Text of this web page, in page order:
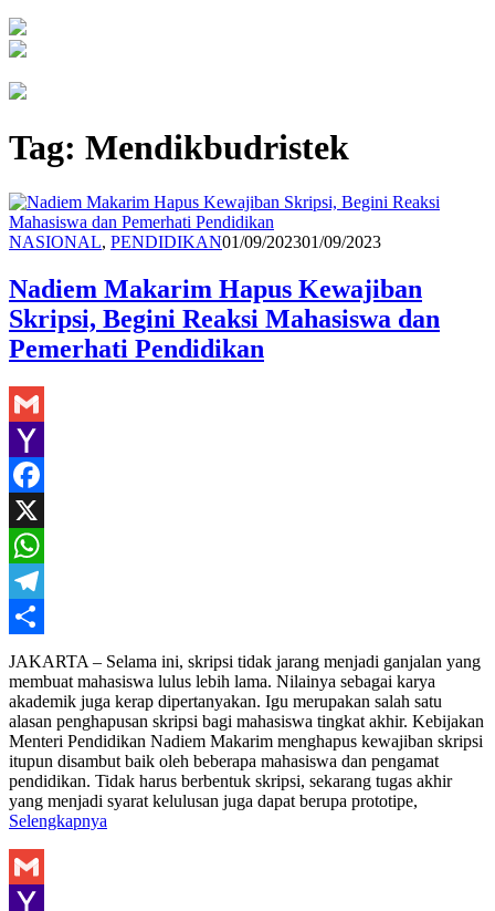
Tag: Mendikbudristek
NASIONAL, PENDIDIKANRedaksi
01/09/202301/09/2023
Nadiem Makarim Hapus Kewajiban
Skripsi, Begini Reaksi Mahasiswa dan
Pemerhati Pendidikan
Gmail
Yahoo
Mail
Facebook
X
WhatsApp
Telegram
Share
JAKARTA – Selama ini, skripsi tidak jarang menjadi ganjalan yang
membuat mahasiswa lulus lebih lama. Nilainya sebagai karya
akademik juga kerap dipertanyakan. Igu merupakan salah satu
alasan penghapusan skripsi bagi mahasiswa tingkat akhir. Kebijakan
Menteri Pendidikan Nadiem Makarim menghapus kewajiban skripsi
itupun disambut baik oleh beberapa mahasiswa dan pengamat
pendidikan. Tidak harus berbentuk skripsi, sekarang tugas akhir
yang menjadi syarat kelulusan juga dapat berupa prototipe,
Selengkapnya
Gmail